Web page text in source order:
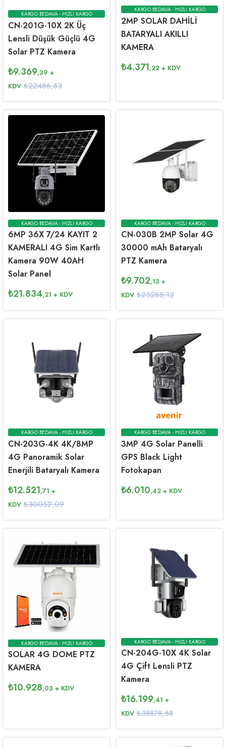
KARGO BEDAVA - HIZLI KARGO
CN-201G-10X 2K Üç
Lensli Düşük Güçlü 4G
Solar PTZ Kamera
₺9.369,39 +
KDV ₺22486,53
KARGO BEDAVA - HIZLI KARGO
2MP SOLAR DAHİLİ
BATARYALI AKILLI
KAMERA
₺4.371,22 + KDV
KARGO BEDAVA - HIZLI KARGO
6MP 36X 7/24 KAYIT 2
KAMERALI 4G Sim Kartlı
Kamera 90W 40AH
Solar Panel
₺21.834,21 + KDV
KARGO BEDAVA - HIZLI KARGO
CN-030B 2MP Solar 4G
30000 mAh Bataryalı
PTZ Kamera
₺9.702,13 +
KDV ₺23285,12
KARGO BEDAVA - HIZLI KARGO
CN-203G-4K 4K/8MP
4G Panoramik Solar
Enerjili Bataryalı Kamera
₺12.521,71 +
KDV ₺30052,09
KARGO BEDAVA - HIZLI KARGO
3MP 4G Solar Panelli
GPS Black Light
Fotokapan
₺6.010,42 + KDV
KARGO BEDAVA - HIZLI KARGO
SOLAR 4G DOME PTZ
KAMERA
₺10.928,03 + KDV
KARGO BEDAVA - HIZLI KARGO
CN-204G-10X 4K Solar
4G Çift Lensli PTZ
Kamera
₺16.199,41 +
KDV ₺38878,58